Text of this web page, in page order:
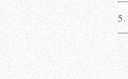
5.